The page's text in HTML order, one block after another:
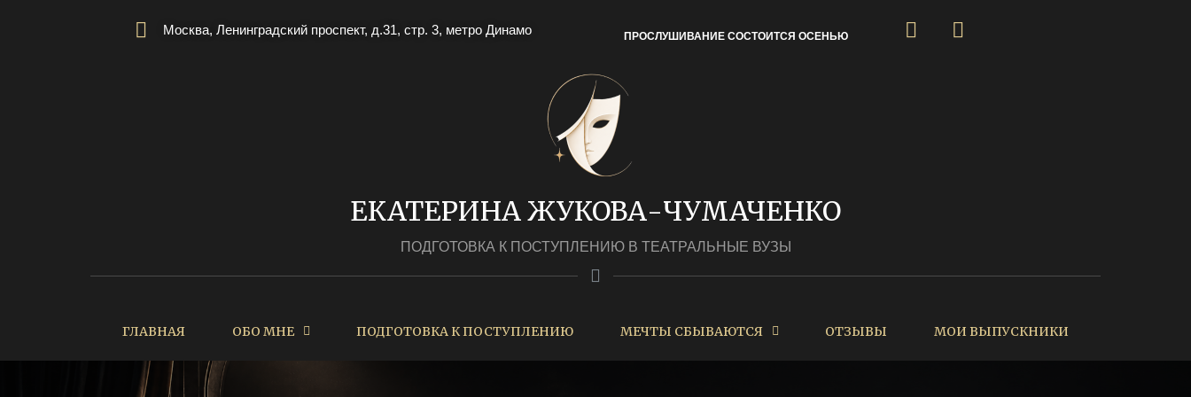
Москва, Ленинградский проспект, д.31, стр. 3, метро Динамо ПРОСЛУШИВАНИЕ СОСТОИТСЯ ОСЕНЬЮ
ЕКАТЕРИНА ЖУКОВА-ЧУМАЧЕНКО
ПОДГОТОВКА К ПОСТУПЛЕНИЮ В ТЕАТРАЛЬНЫЕ ВУЗЫ
ГЛАВНАЯ ОБО МНЕ ПОДГОТОВКА К ПОСТУПЛЕНИЮ МЕЧТЫ СБЫВАЮТСЯ ОТЗЫВЫ МОИ ВЫПУСКНИКИ